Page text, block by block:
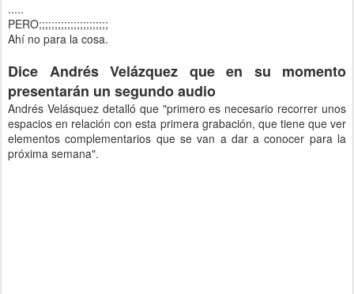
.....
PERO;;;;;;;;;;;;;;;;;;;;;;
Ahí no para la cosa.
Dice Andrés Velázquez que en su momento
presentarán un segundo audio
Andrés Velásquez detalló que "primero es necesario recorrer unos
espacios en relación con esta primera grabación, que tiene que ver
elementos complementarios que se van a dar a conocer para la
próxima semana".